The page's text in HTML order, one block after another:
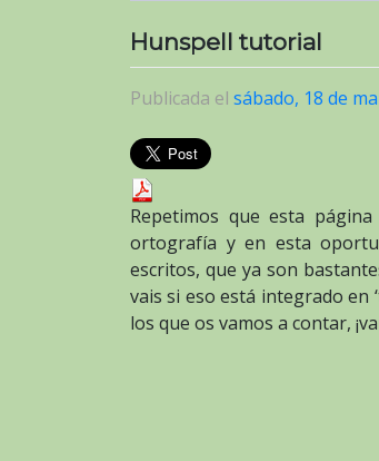
Hunspell tutorial
Publicada el sábado, 18 de
Repetimos que esta
ortografía y en esta
escritos, que ya son
vais si eso está integrado en
los que os vamos a contar,